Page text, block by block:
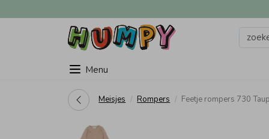
Menu
Meisjes Rompers Feetje rompers 730